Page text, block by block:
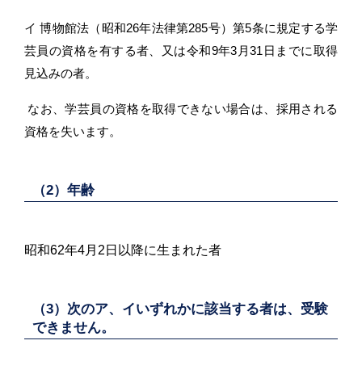
イ 博物館法（昭和26年法律第285号）第5条に規定する学
芸員の資格を有する者、又は令和9年3月31日までに取得
見込みの者。
なお、学芸員の資格を取得できない場合は、採用される
資格を失います。
（2）年齢
昭和62年4月2日以降に生まれた者
（3）次のア、イいずれかに該当する者は、受験
できません。